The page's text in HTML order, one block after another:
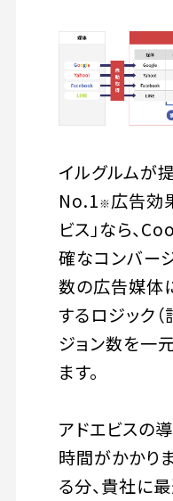
イルグルムが
No.1※広告効
ビス」なら、
確なコンバー
数の広告媒体
するロジック
ジョン数を一
ます。
アドエビスの
時間がかかり
る分、貴社に